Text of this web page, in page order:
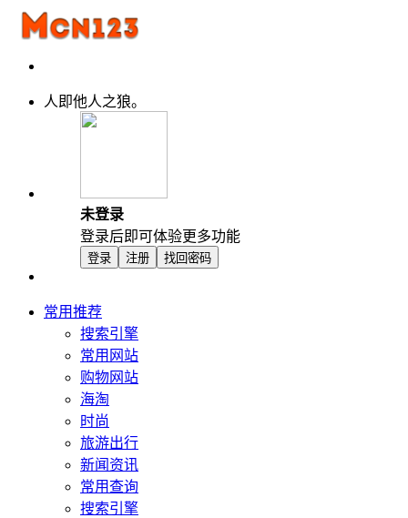
人即他人之狼。
未登录
登录后即可体验更多功能
登录 注册 找回密码
常用推荐
搜索引擎
常用网站
购物网站
海淘
时尚
旅游出行
新闻资讯
常用查询
搜索引擎